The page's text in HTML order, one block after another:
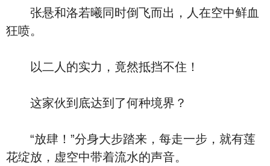
张悬和洛若曦同时倒飞而出，人在空中鲜血
狂喷。
以二人的实力，竟然抵挡不住！
这家伙到底达到了何种境界？
“放肆！”分身大步踏来，每走一步，就有莲
花绽放，虚空中带着流水的声音。